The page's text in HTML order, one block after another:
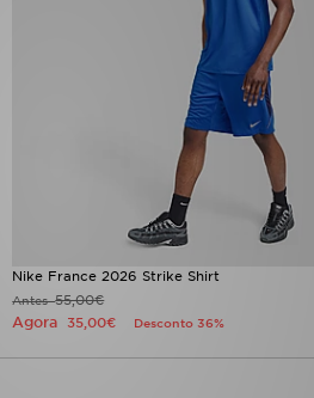
Nike France 2026 Strike Shirt
Antes55,00€
Agora 35,00€ Desconto 36%